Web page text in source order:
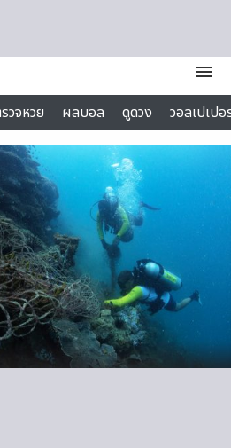
menu
วจหวย ผลบอล ดูดวง
วอลเปเป